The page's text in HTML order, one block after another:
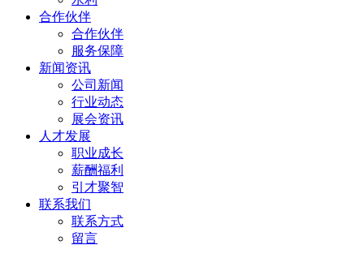
合作伙伴
合作伙伴
服务保障
新闻资讯
公司新闻
行业动态
展会资讯
人才发展
职业成长
薪酬福利
引才聚智
联系我们
联系方式
留言